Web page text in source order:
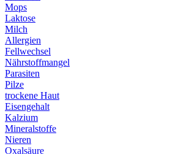
Mops
Laktose
Milch
Allergien
Fellwechsel
Nährstoffmangel
Parasiten
Pilze
trockene Haut
Eisengehalt
Kalzium
Mineralstoffe
Nieren
Oxalsäure